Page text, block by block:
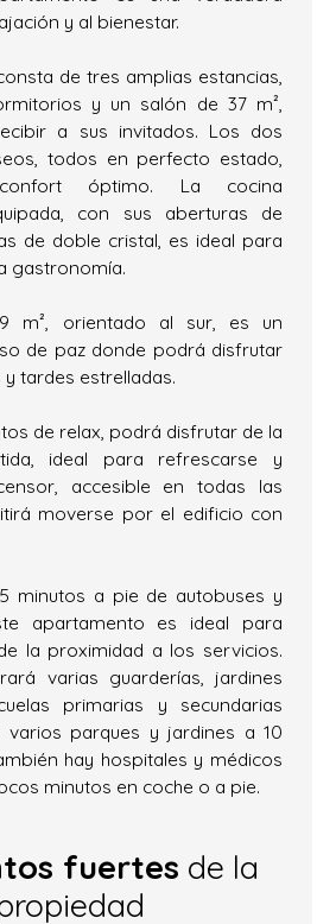
y al bienestar.
de tres amplias estancias,
y un salón de 37 m²,
a sus invitados. Los dos
todos en perfecto estado,
óptimo. La cocina
con sus aberturas de
de doble cristal, es ideal para
gastronomía.
m², orientado al sur, es un
de paz donde podrá disfrutar
tardes estrelladas.
de relax, podrá disfrutar de la
ideal para refrescarse y
accesible en todas las
moverse por el edificio con
minutos a pie de autobuses y
apartamento es ideal para
la proximidad a los servicios.
varias guarderías, jardines
primarias y secundarias
varios parques y jardines a 10
hay hospitales y médicos
minutos en coche o a pie.
fuertes de la